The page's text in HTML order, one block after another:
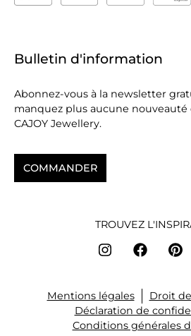
Bulletin d'information
Abonnez-vous à la newsletter
manquez plus aucune nouveauté
CAJOY Jewellery.
COMMANDER
TROUVEZ
Mentions légales
Droit
Déclaration de
Conditions générales